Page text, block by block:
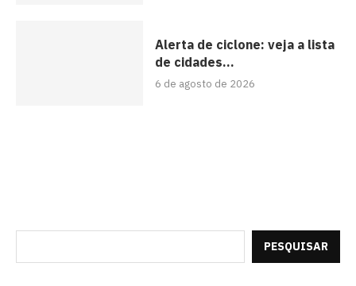
Alerta de ciclone: veja a lista
de cidades...
6 de agosto de 2026
PESQUISAR